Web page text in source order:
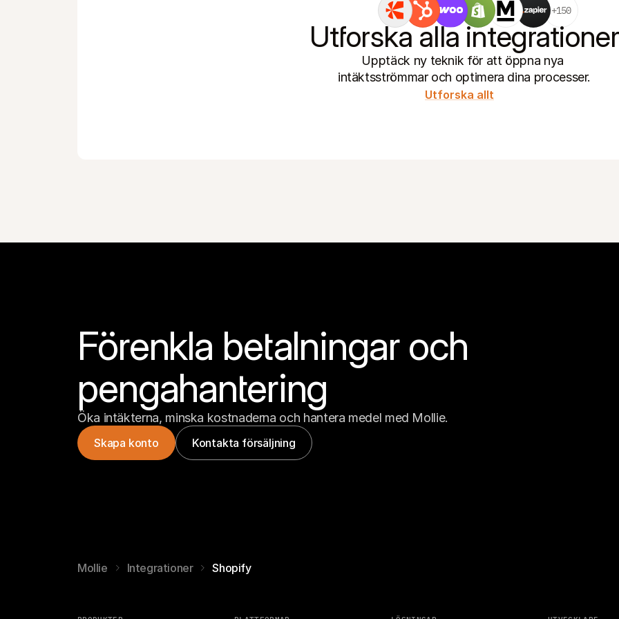
+150
Utforska alla integrationer
Upptäck ny teknik för att öppna nya
intäktsströmmar och optimera dina processer.
Utforska allt
Förenkla betalningar och
pengahantering
Öka intäkterna, minska kostnaderna och hantera medel med Mollie.
Skapa konto Kontakta försäljning
Mollie Integrationer Shopify